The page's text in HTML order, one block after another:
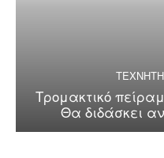
Τρομακτικό
Θα διδάσκει